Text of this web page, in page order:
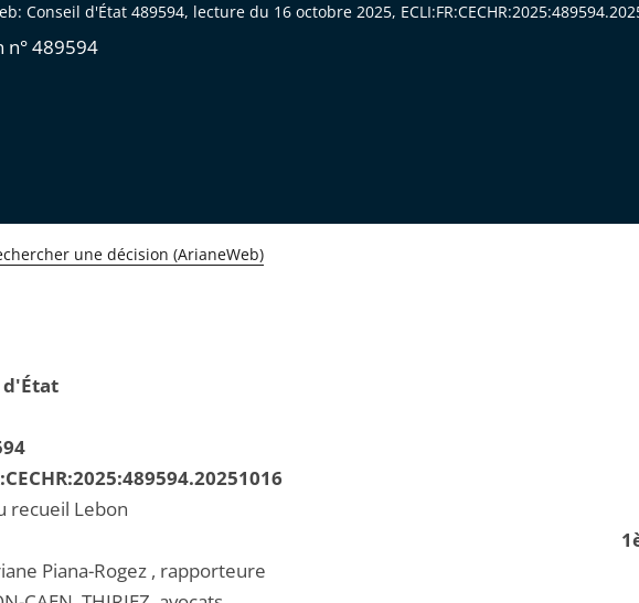
Conseil d'État 489594, lecture du 16 octobre 2025,
n° 489594
une décision (ArianeWeb)
d'État
recueil Lebon
Piana-Rogez , rapporteure